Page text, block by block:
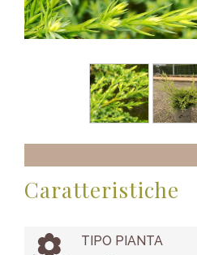
Caratteristiche
TIPO PIANTA